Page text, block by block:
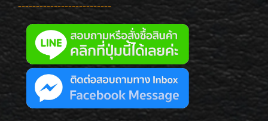
--------------------------